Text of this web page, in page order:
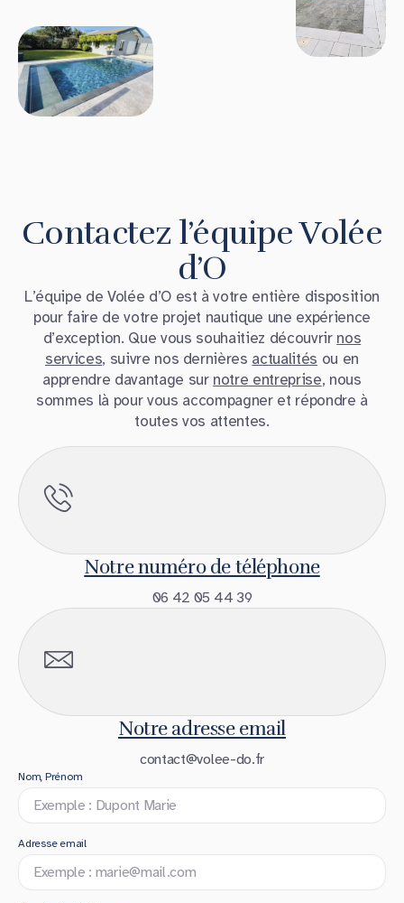
Nom, Prénom
Adresse email
Contactez l’équipe Volée
d’O
L’équipe de Volée d’O est à votre entière disposition
pour faire de votre projet nautique une expérience
d’exception. Que vous souhaitiez découvrir nos
services, suivre nos dernières actualités ou en
apprendre davantage sur notre entreprise, nous
sommes là pour vous accompagner et répondre à
toutes vos attentes.
Notre numéro de téléphone
06 42 05 44 39
Notre adresse email
contact@volee-do.fr